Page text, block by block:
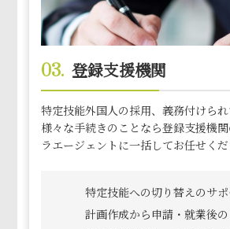
03. 登録支援機関
特定技能外国⼈の採⽤、義務付けら
様々な⼿続きのことなら登録⽀援機
ラエージェントに一括してお任せくだ
特定技能への切り替えのサポ
計画作成から申請・就業後